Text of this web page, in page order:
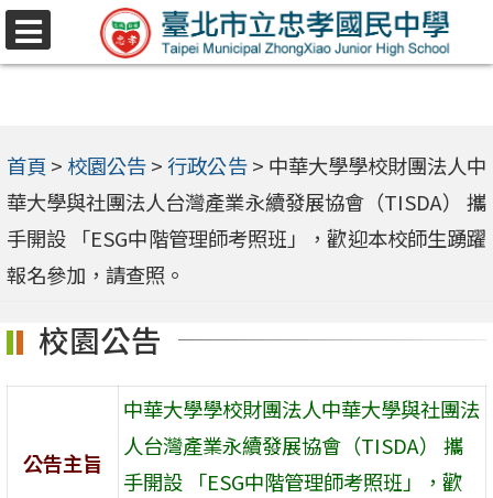
跳
至
內
容
區
選
首頁 > 校園公告> 行政公告> 中華大學學校財團法人中
華大學與社團法人台灣產業永續發展協會（TISDA） 攜
手開設 「ESG中階管理師考照班」，歡迎本校師生踴躍
報名參加，請查照。
校園公告
公告主旨
中華大學學校財團法人中華大學與社團法
人台灣產業永續發展協會（TISDA） 攜
手開設 「ESG中階管理師考照班」，歡